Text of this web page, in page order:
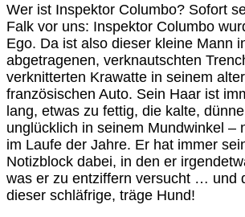
Wer ist Inspektor Columbo? Sofort
Falk vor uns: Inspektor Columbo
Ego. Da ist also dieser kleine Mann
abgetragenen, verknautschten
verknitterten Krawatte in seinem
französischen Auto. Sein Haar ist
lang, etwas zu fettig, die kalte,
unglücklich in seinem Mundwinkel –
im Laufe der Jahre. Er hat immer
Notizblock dabei, in den er
was er zu entziffern versucht … und
dieser schläfrige, träge Hund!